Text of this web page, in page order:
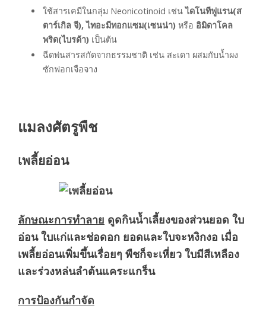
ใช้สารเคมีในกลุ่ม Neonicotinoid เช่นไดโนทีฟูแรน(ส
ตาร์เกิล จี), ไทอะมีทอกแซม(เซนน่า) หรือ อิมิดาโคล
พริด(ไบรด้า) เป็นต้น
ฉีดพ่นสารสกัดจากธรรมชาติ เช่น สะเดา ผสมกับน้ำผง
ซักฟอกเจือจาง
แมลงศัตรูพืช
เพลี้ยอ่อน
ลักษณะการทำลาย ดูดกินน้ำเลี้ยงของส่วนยอด ใบ
อ่อน ใบแก่และช่อดอก ยอดและใบจะหงิกงอ เมื่อ
เพลี้ยอ่อนเพิ่มขึ้นเรื่อยๆ พืชก็จะเหี่ยว ใบมีสีเหลือง
และร่วงหล่นลำต้นแคระแกร็น
การป้องกันกำจัด